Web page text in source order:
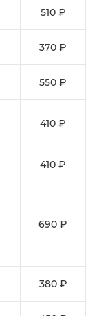
510 ₽
370 ₽
550 ₽
410 ₽
410 ₽
690 ₽
380 ₽